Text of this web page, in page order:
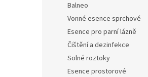
Balneo
Vonné esence sprchové
Esence pro parní lázně
Čištění a dezinfekce
Solné roztoky
Esence prostorové